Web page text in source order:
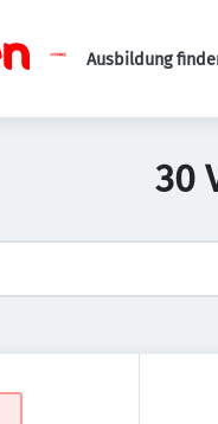
Ausbildung
30